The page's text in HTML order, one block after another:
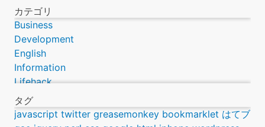
2019 年 9 月
2016 年 12 月
2016 年 11 月
2016 年 9 月
2016 年 8 月
2016 年 7 月
2014 年 12 月
2014 年 10 月
カテゴリ
Business
Development
English
Information
Lifehack
Lifestyle
Science
Technology
タグ
javascript twitter greasemonkey bookmarklet はてブ